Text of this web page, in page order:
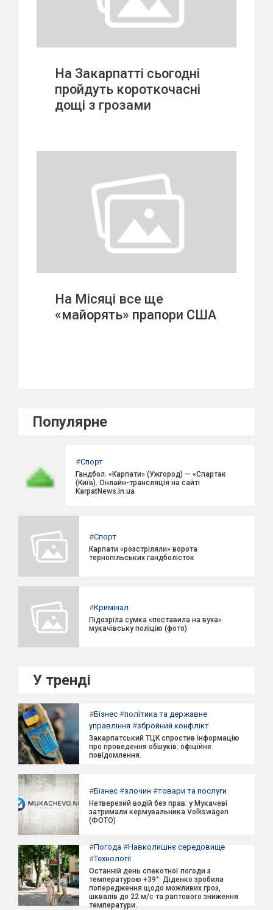
На Закарпатті сьогодні
пройдуть короткочасні
дощі з грозами
На Місяці все ще
«майорять» прапори США
Популярне
#Спорт
Гандбол. «Карпати» (Ужгород) — «Спартак
(Київ). Онлайн-трансляція на сайті
KarpatNews.in.ua
#Спорт
Карпати «розстріляли» ворота
тернопільських гандболісток
#Кримінал
Підозріла сумка «поставила на вуха»
мукачівську поліцію (фото)
У тренді
#Бізнес #політика та державне
управління #збройний конфлікт
Закарпатський ТЦК спростив інформацію
про проведення обшуків: офіційне
повідомлення.
#Бізнес #злочин #товари та послуги
Нетверезий водій без прав: у Мукачеві
затримали кермувальника Volkswagen
(ФОТО)
#Погода #Навколишнє середовище
#Технології
Останній день спекотної погоди з
температурою +39°: Діденко зробила
попередження щодо можливих гроз,
шквалів до 22 м/с та раптового зниження
температури.